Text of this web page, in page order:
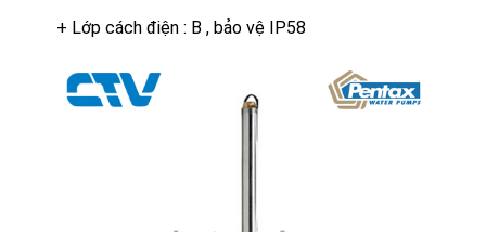
+ Lớp cách điện : B , bảo vệ IP58